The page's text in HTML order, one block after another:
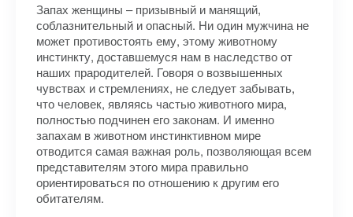
Запах женщины – призывный и манящий,
соблазнительный и опасный. Ни один мужчина не
может про­тивостоять ему, этому животному
инстинкту, доставшемуся нам в наследство от
наших прародителей. Говоря о возвышенных
чувствах и стремлениях, не следует забывать,
что человек, являясь частью животного мира,
полностью подчинен его законам. И именно
запахам в животном инстинктивном мире
отводится самая важная роль, позволяющая всем
представителям этого мира правильно
ориентироваться по отношению к другим его
обитателям.